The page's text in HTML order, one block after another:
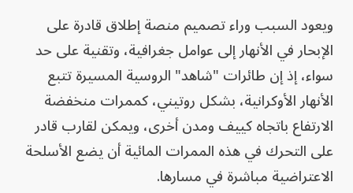
ويعود السبب وراء تصميم منصة إطلاق قادرة على
الإبحار في الأنهار إلى عوامل جغرافية، وتقنية على حد
سواء، إذ إن طائرات "شاهد" الروسية المسيرة تتبع
الأنهار الأوكرانية، بشكل روتيني، كممرات منخفضة
الارتفاع باتجاه كييف ومدن أخرى، ويمكن لقارب قادر
على التحرك في هذه الممرات المائية أن يضع الأسلحة
الاعتراضية مباشرة في مسارها.